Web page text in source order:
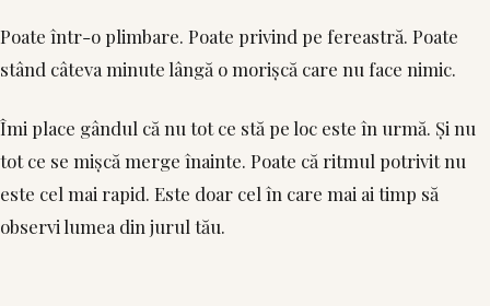
Poate într-o plimbare. Poate privind pe fereastră. Poate
stând câteva minute lângă o morișcă care nu face nimic.
Îmi place gândul că nu tot ce stă pe loc este în urmă. Și nu
tot ce se mișcă merge înainte. Poate că ritmul potrivit nu
este cel mai rapid. Este doar cel în care mai ai timp să
observi lumea din jurul tău.